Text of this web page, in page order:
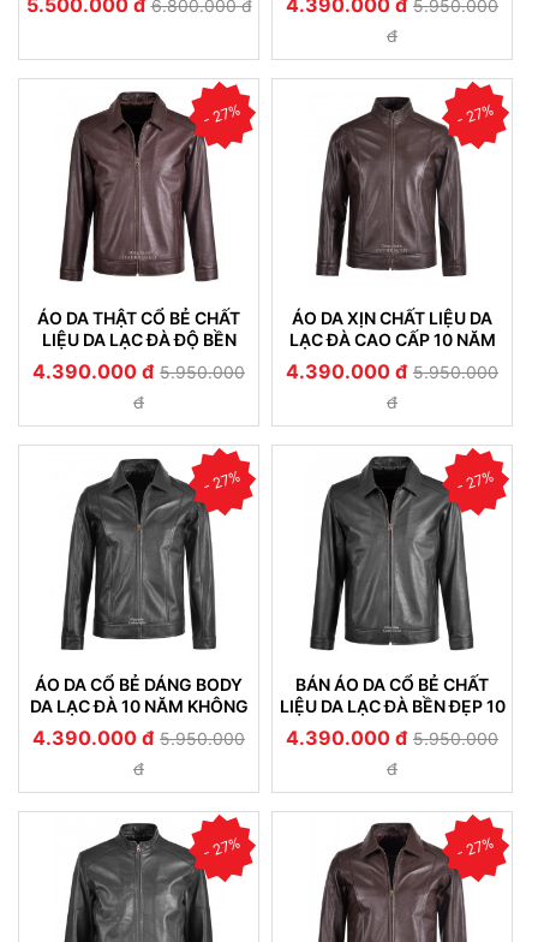
5.500.000 đ 6.800.000 đ 4.390.000 đ 5.950.000
đ
- 27%
ÁO DA THẬT CỔ BẺ CHẤT
LIỆU DA LẠC ĐÀ ĐỘ BỀN
TRÊN 10 NĂM 512
4.390.000 đ 5.950.000
đ
- 27%
ÁO DA XỊN CHẤT LIỆU DA
LẠC ĐÀ CAO CẤP 10 NĂM
KHÔNG NỔ DA 511
4.390.000 đ 5.950.000
đ
- 27%
ÁO DA CỔ BẺ DÁNG BODY
DA LẠC ĐÀ 10 NĂM KHÔNG
KHÔ CỨNG NỔ DA 519
4.390.000 đ 5.950.000
đ
- 27%
BÁN ÁO DA CỔ BẺ CHẤT
LIỆU DA LẠC ĐÀ BỀN ĐẸP 10
NĂM KHÔNG NỔ DA 521
4.390.000 đ 5.950.000
đ
- 27% - 27%